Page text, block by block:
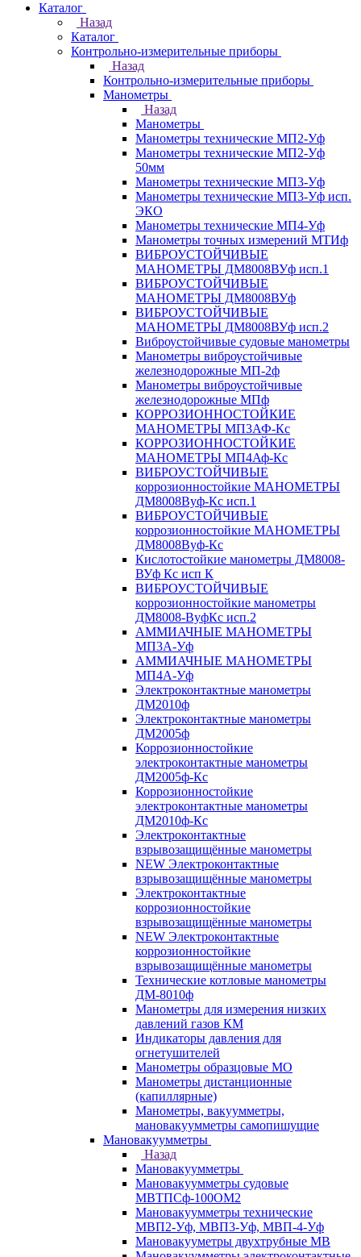
Каталог
Назад
Каталог
Контрольно-измерительные приборы
Назад
Контрольно-измерительные приборы
Манометры
Назад
Манометры
Манометры технические МП2-Уф
Манометры технические МП2-Уф
50мм
Манометры технические МП3-Уф
Манометры технические МП3-Уф исп.
ЭКО
Манометры технические МП4-Уф
Манометры точных измерений МТИф
ВИБРОУСТОЙЧИВЫЕ
МАНОМЕТРЫ ДМ8008ВУф исп.1
ВИБРОУСТОЙЧИВЫЕ
МАНОМЕТРЫ ДМ8008ВУф
ВИБРОУСТОЙЧИВЫЕ
МАНОМЕТРЫ ДМ8008ВУф исп.2
Виброустойчивые судовые манометры
Манометры виброустойчивые
железнодорожные МП-2ф
Манометры виброустойчивые
железнодорожные МПф
КОРРОЗИОННОСТОЙКИЕ
МАНОМЕТРЫ МП3АФ-Кс
КОРРОЗИОННОСТОЙКИЕ
МАНОМЕТРЫ МП4Аф-Кс
ВИБРОУСТОЙЧИВЫЕ
коррозионностойкие МАНОМЕТРЫ
ДМ8008Вуф-Кс исп.1
ВИБРОУСТОЙЧИВЫЕ
коррозионностойкие МАНОМЕТРЫ
ДМ8008Вуф-Кс
Кислотостойкие манометры ДМ8008-
ВУф Кс исп К
ВИБРОУСТОЙЧИВЫЕ
коррозионностойкие манометры
ДМ8008-ВуфКс исп.2
АММИАЧНЫЕ МАНОМЕТРЫ
МП3А-Уф
АММИАЧНЫЕ МАНОМЕТРЫ
МП4А-Уф
Электроконтактные манометры
ДМ2010ф
Электроконтактные манометры
ДМ2005ф
Коррозионностойкие
электроконтактные манометры
ДМ2005ф-Кс
Коррозионностойкие
электроконтактные манометры
ДМ2010ф-Кс
Электроконтактные
взрывозащищённые манометры
NEW Электроконтактные
взрывозащищённые манометры
Электроконтактные
коррозионностойкие
взрывозащищённые манометры
NEW Электроконтактные
коррозионностойкие
взрывозащищённые манометры
Технические котловые манометры
ДМ-8010ф
Манометры для измерения низких
давлений газов КМ
Индикаторы давления для
огнетушителей
Манометры образцовые МО
Манометры дистанционные
(капиллярные)
Манометры, вакуумметры,
мановакуумметры самопишущие
Мановакуумметры
Назад
Мановакуумметры
Мановакуумметры судовые
МВТПСф-100ОМ2
Мановакуумметры технические
МВП2-Уф, МВП3-Уф, МВП-4-Уф
Мановакууметры двухтрубные МВ